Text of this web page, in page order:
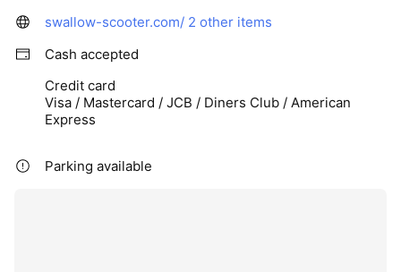
swallow-scooter.com/ 2 other items
Cash accepted
Credit card
Visa / Mastercard / JCB / Diners Club / American
Express
Parking available